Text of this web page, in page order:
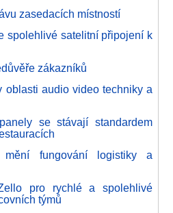
zasedacích místností
spolehlivé satelitní připojení k
zákazníků
oblasti audio video techniky a
se stávají standardem
mění fungování logistiky a
pro rychlé a spolehlivé
týmů